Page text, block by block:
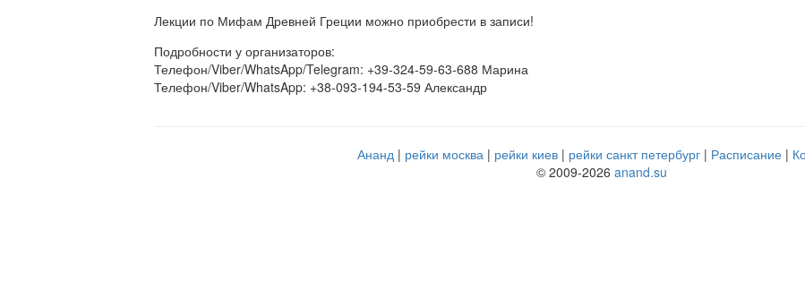
Лекции по Мифам Древней Греции можно приобрести в записи!
Подробности у организаторов:
Телефон/Viber/WhatsApp/Telegram: +39-324-59-63-688 Марина
Телефон/Viber/WhatsApp: +38-093-194-53-59 Александр
Ананд рейки москва рейки киев рейки санкт петербург Расписание
© 2009-2026 anand.su